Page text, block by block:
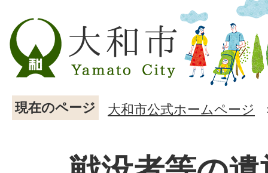
現在のページ 大和市公式ホームページ